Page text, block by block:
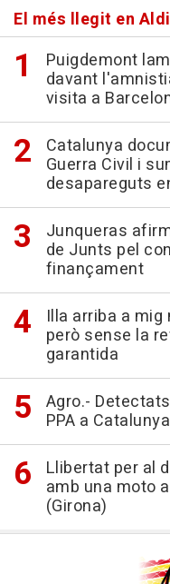
El més llegit en
Puigdemont
davant
visita a
Catalunya
Guerra Civil i
desapareguts
Junqueras
de Junts pel
finançament
Illa arriba a
però sense la
garantida
Agro.-
PPA a
Llibertat per al
amb una moto
(Girona)